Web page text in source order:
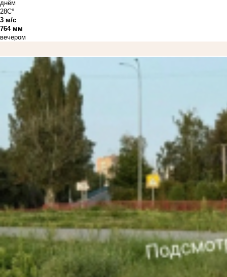
днём
28C°
3 м/с
764 мм
вечером